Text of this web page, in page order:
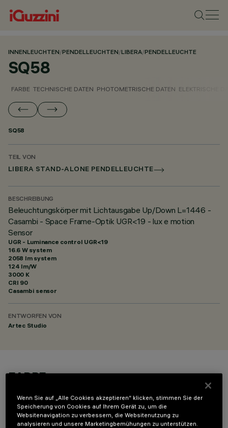
INNENLEUCHTEN/PENDELLEUCHTEN/LIBERA/PENDELLEUCHTE
SQ58
FARBE TECHNISCHE DATEN PHOTOMETRISCHE DATEN ELEKTRISCHE
SQ58
TEIL VON
LIBERA STAND-ALONE PENDELLEUCHTE
BESCHREIBUNG
Beleuchtungskörper mit Lichtausgabe Up/Down L=1446 -
Casambi - Space Frame-Optik UGR<19 - lux e motion
Sensor
UGR - Luminance control UGR<19
16.6 W system
2058 lm system
124 lm/W
3000 K
CRI 90
Casambi sensor
ENTWORFEN VON
Artec Studio
FARBE
Wenn Sie auf „Alle Cookies akzeptieren“ klicken, stimmen Sie der
Speicherung von Cookies auf Ihrem Gerät zu, um die
Websitenavigation zu verbessern, die Websitenutzung zu
analysieren und unsere Marketingbemühungen zu unterstützen.